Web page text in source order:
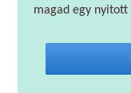
magad egy nyitott